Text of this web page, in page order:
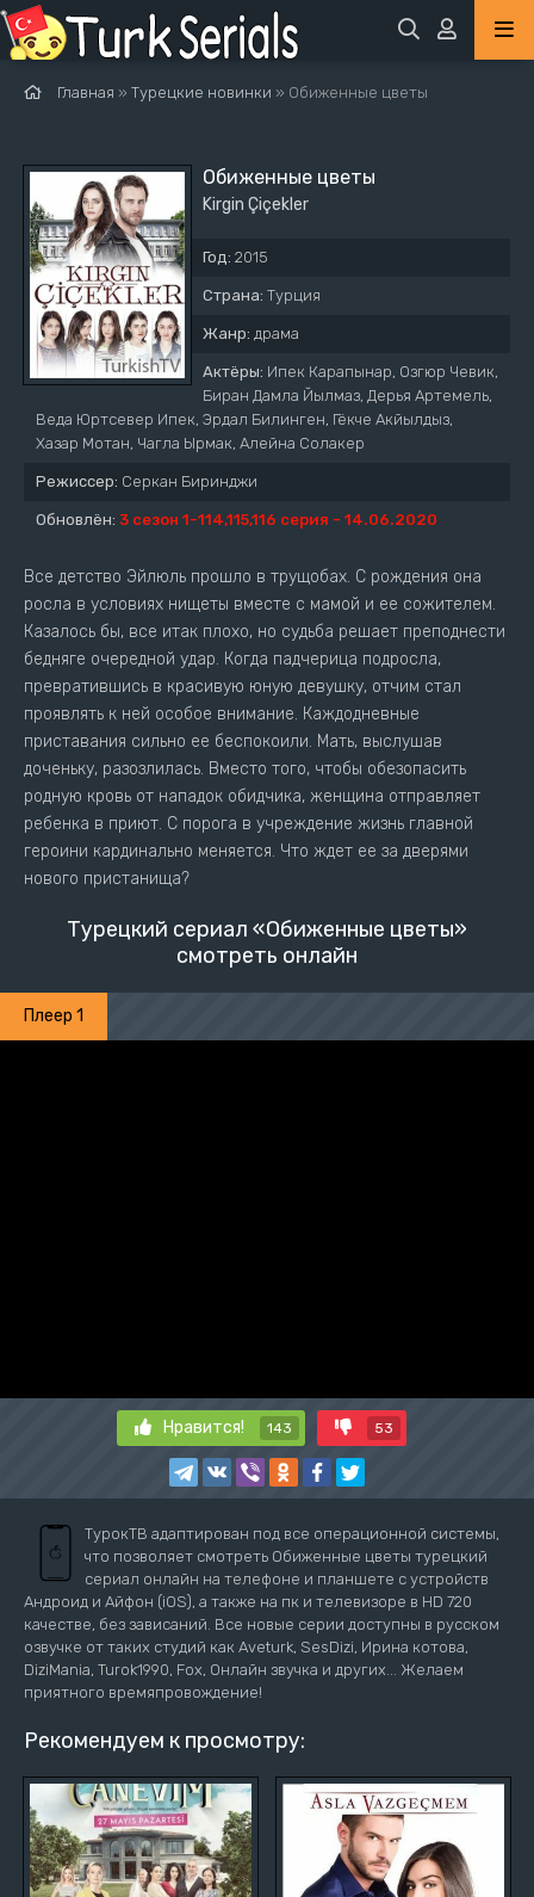
Главная » Турецкие новинки » Обиженные цветы
Обиженные цветы
Kirgin Çiçekler
Год: 2015
Страна: Турция
Жанр: драма
Актёры: Ипек Карапынар, Озгюр Чевик,
Биран Дамла Йылмаз, Дерья Артемель,
Веда Юртсевер Ипек, Эрдал Билинген, Гёкче Акйылдыз,
Хазар Мотан, Чагла Ырмак, Алейна Солакер
Режиссер: Серкан Биринджи
Обновлён: 3 сезон 1-114,115,116 серия - 14.06.2020
Все детство Эйлюль прошло в трущобах. С рождения она
росла в условиях нищеты вместе с мамой и ее сожителем.
Казалось бы, все итак плохо, но судьба решает преподнести
бедняге очередной удар. Когда падчерица подросла,
превратившись в красивую юную девушку, отчим стал
проявлять к ней особое внимание. Каждодневные
приставания сильно ее беспокоили. Мать, выслушав
доченьку, разозлилась. Вместо того, чтобы обезопасить
родную кровь от нападок обидчика, женщина отправляет
ребенка в приют. С порога в учреждение жизнь главной
героини кардинально меняется. Что ждет ее за дверями
нового пристанища?
Турецкий сериал «Обиженные цветы»
смотреть онлайн
Плеер 1
Нравится! 143 53
ТурокТВ адаптирован под все операционной системы,
что позволяет смотреть Обиженные цветы турецкий
сериал онлайн на телефоне и планшете с устройств
Андроид и Айфон (iOS), а также на пк и телевизоре в HD 720
качестве, без зависаний. Все новые серии доступны в русском
озвучке от таких студий как Aveturk, SesDizi, Ирина котова,
DiziMania, Turok1990, Fox, Онлайн звучка и других... Желаем
приятного времяпровождение!
Рекомендуем к просмотру: